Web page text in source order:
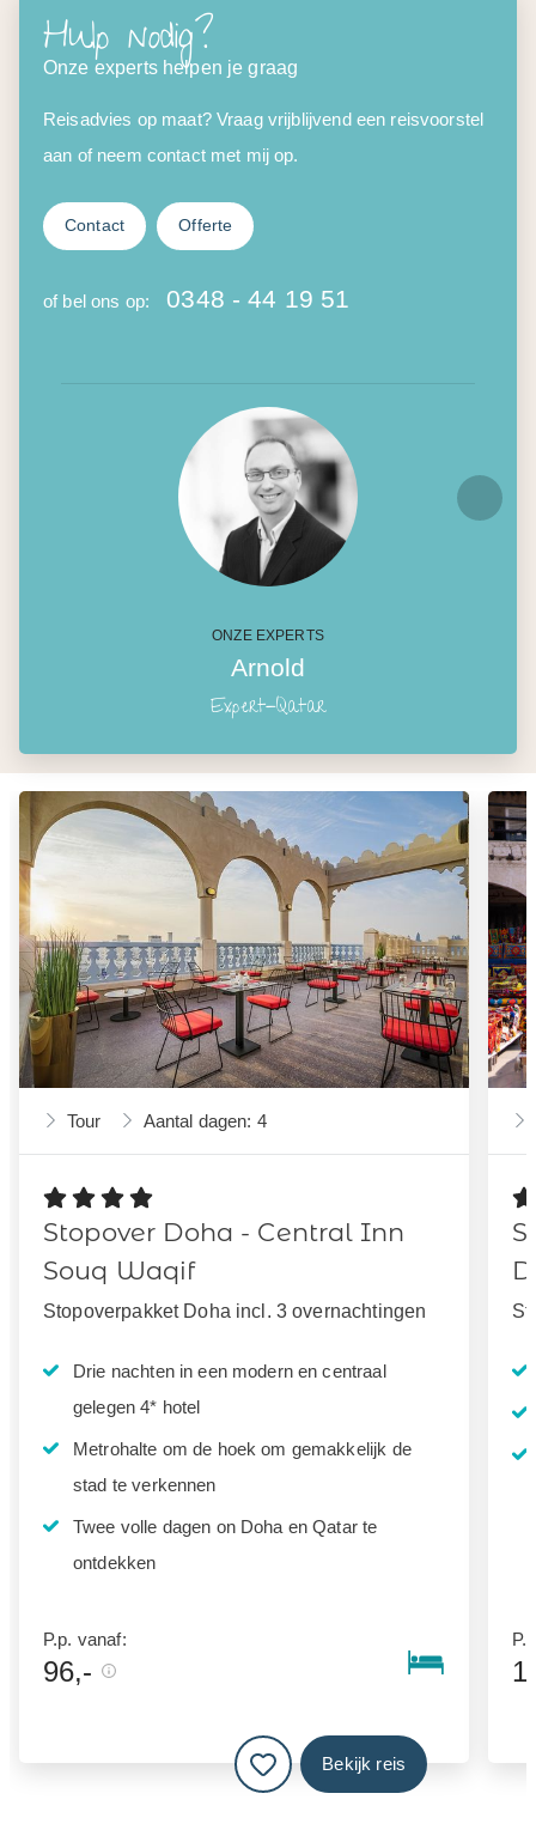
Hulp nodig?
Onze experts helpen je graag
Reisadvies op maat? Vraag vrijblijvend een reisvoorstel
aan of neem contact met mij op.
Contact Offerte
of bel ons op: 0348 - 44 19 51
ONZE EXPERTS
Arnold
Expert-Qatar
Tour Aantal dagen: 4
Stopover Doha - Central Inn
Souq Waqif
Stopoverpakket Doha incl. 3 overnachtingen
Drie nachten in een modern en centraal
gelegen 4* hotel
Metrohalte om de hoek om gemakkelijk de
stad te verkennen
Twee volle dagen on Doha en Qatar te
ontdekken
P.p. vanaf:
96,-
Bekijk reis